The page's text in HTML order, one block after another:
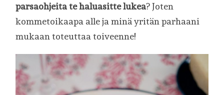
parsaohjeita te haluasitte lukea? Joten
kommetoikaapa alle ja minä yritän parhaani
mukaan toteuttaa toiveenne!